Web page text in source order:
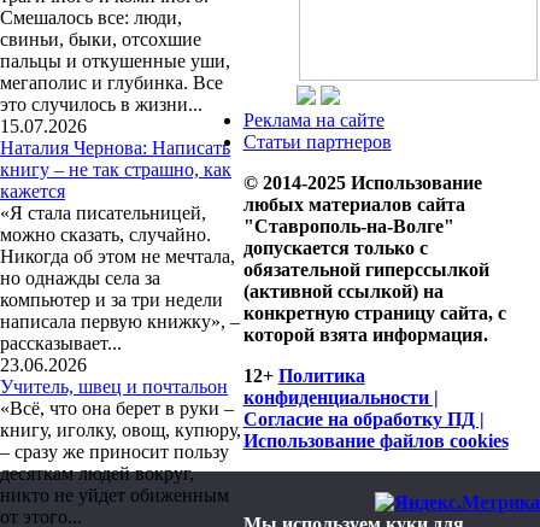
Смешалось все: люди,
свиньи, быки, отсохшие
пальцы и откушенные уши,
мегаполис и глубинка. Все
это случилось в жизни...
15.07.2026
Наталия Чернова: Написать
книгу – не так страшно, как
кажется
«Я стала писательницей,
можно сказать, случайно.
Никогда об этом не мечтала,
но однажды села за
компьютер и за три недели
написала первую книжку», –
рассказывает...
23.06.2026
Учитель, швец и почтальон
«Всё, что она берет в руки –
книгу, иголку, овощ, купюру,
– сразу же приносит пользу
десяткам людей вокруг,
никто не уйдет обиженным
от этого...
Реклама на сайте
Статьи партнеров
© 2014-2025 Использование
любых материалов сайта
"Ставрополь-на-Волге"
допускается только с
обязательной гиперссылкой
(активной ссылкой) на
конкретную страницу сайта, с
которой взята информация.
12+ Политика
конфиденциальности |
Согласие на обработку ПД |
Использование файлов cookies